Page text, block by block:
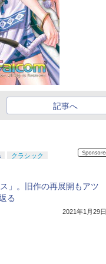
記事へ
クラシック
」。旧作の再展開もアツ
る
2021年1月29日